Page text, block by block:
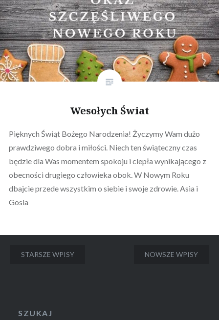
Wesołych Świat
Pięknych Świąt Bożego Narodzenia! Życzymy Wam dużo
prawdziwego dobra i miłości. Niech ten świąteczny czas
będzie dla Was momentem spokoju i ciepła wynikającego z
obecności drugiego człowieka obok. W Nowym Roku
dbajcie przede wszystkim o siebie i swoje zdrowie. Asia i
Gosia
Nawigacja
STARSZE WPISY NOWSZE WPISY
SZUKAJ